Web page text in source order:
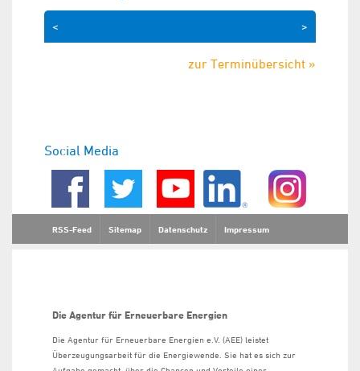
>
<
zur Terminübersicht »
Social Media
RSS-Feed Sitemap Datenschutz Impressum
Die Agentur für Erneuerbare Energien
Die Agentur für Erneuerbare Energien e.V. (AEE) leistet
Überzeugungsarbeit für die Energiewende. Sie hat es sich zur